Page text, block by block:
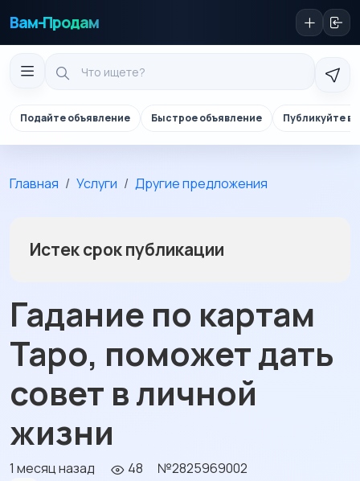
Вам-Продам
Подайте объявление Быстрое объявление Публикуйте в
Главная Услуги Другие предложения
Истек срок публикации
Гадание по картам
Таро, поможет дать
совет в личной
жизни
1 месяц назад 48 №2825969002